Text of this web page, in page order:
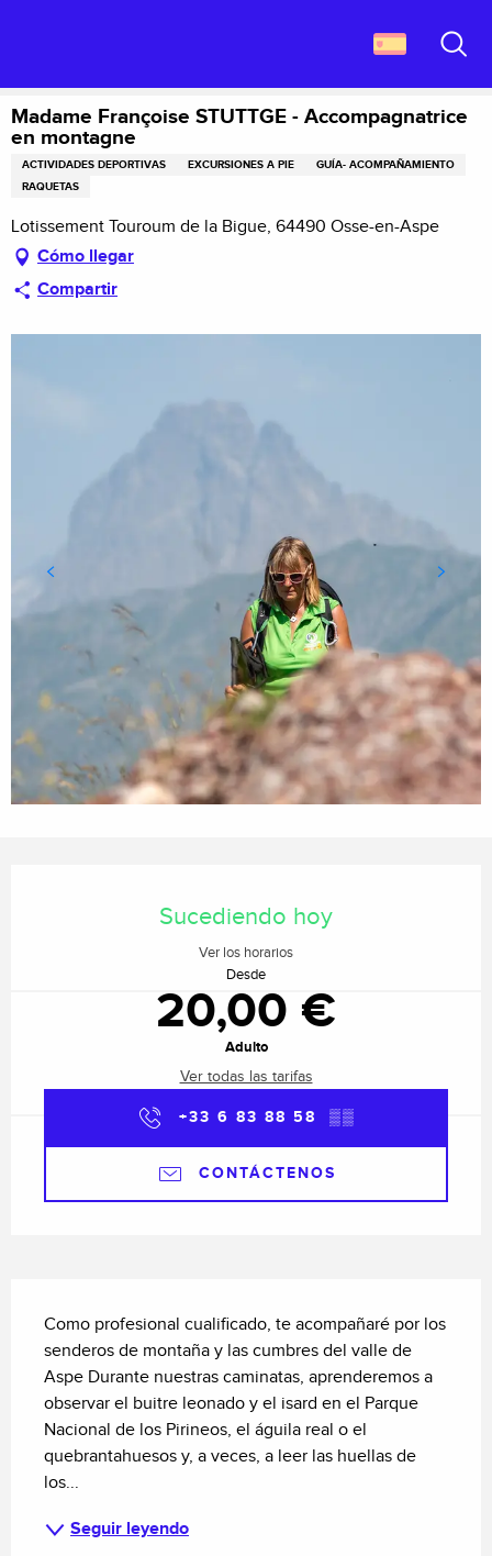
principal
Madame Françoise STUTTGE - Accompagnatrice en montagne
Madame Françoise STUTTGE - Accompagnatrice
en montagne
ACTIVIDADES DEPORTIVAS EXCURSIONES A PIE
GUÍA- ACOMPAÑAMIENTO
RAQUETAS
Lotissement Touroum de la Bigue, 64490 Osse-en-Aspe
Cómo llegar
Compartir
Sucediendo hoy
Ver los horarios
Desde
20,00 €
Adulto
Ver todas las tarifas
+33 6 83 88 58 ▒▒
CONTÁCTENOS
Como profesional cualificado, te acompañaré por los
senderos de montaña y las cumbres del valle de
Aspe Durante nuestras caminatas, aprenderemos a
observar el buitre leonado y el isard en el Parque
Nacional de los Pirineos, el águila real o el
quebrantahuesos y, a veces, a leer las huellas de
los...
Seguir leyendo